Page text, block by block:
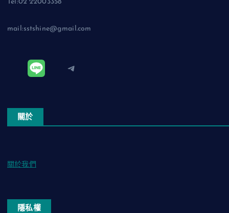
Tel:02 22003358
mail:sstshine@gmail.com
Telegram
關於
關於我們
隱私權